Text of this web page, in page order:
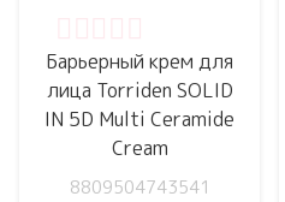
Барьерный крем для
лица Torriden SOLID
IN 5D Multi Ceramide
Cream
8809504743541